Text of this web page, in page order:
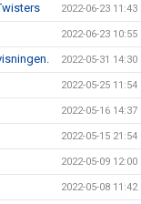
2022-06-23 11:43
2022-06-23 10:55
2022-05-31 14:30
2022-05-25 11:54
2022-05-16 14:37
2022-05-15 21:54
2022-05-09 12:00
2022-05-08 11:42